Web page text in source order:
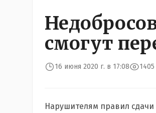
смогут
16 июня 2020 г. в 17:08
Нарушителям правил сдачи